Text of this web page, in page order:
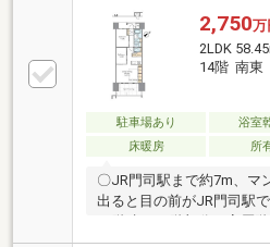
2,750万
2LDK
14階 南東
駐車場あり 浴室
床暖房
所
〇JR門司駅まで約7m、マ
出ると目の前がJR門司駅
19階建の14階部分 高層
好です〇リビングに壁一